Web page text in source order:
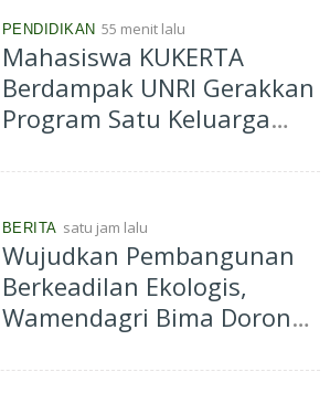
PENDIDIKAN 55 menit lalu
Mahasiswa KUKERTA
Berdampak UNRI Gerakkan
Program Satu Keluarga
Jaya
BERITA satu jam lalu
Wujudkan Pembangunan
Berkeadilan Ekologis,
Wamendagri Bima Dorong
Kepemimpinan